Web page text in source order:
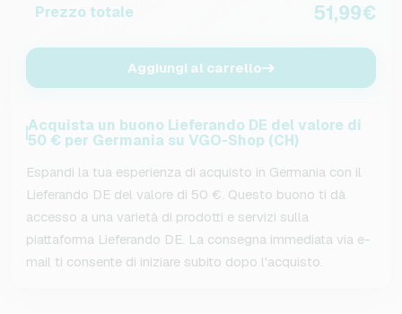
Prezzo totale 51,99€
Aggiungi al carrello
Acquista un buono Lieferando DE del valore di
50 € per Germania su VGO-Shop (CH)
Espandi la tua esperienza di acquisto in Germania con il
Lieferando DE del valore di 50 €. Questo buono ti dà
accesso a una varietà di prodotti e servizi sulla
piattaforma Lieferando DE. La consegna immediata via e-
mail ti consente di iniziare subito dopo l'acquisto.